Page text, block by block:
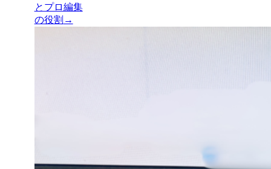
とプロ編集
の役割 →